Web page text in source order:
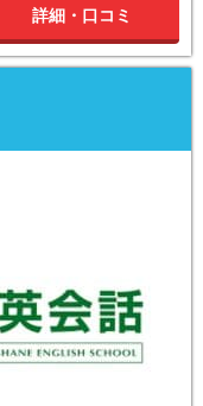
詳細・口コミ